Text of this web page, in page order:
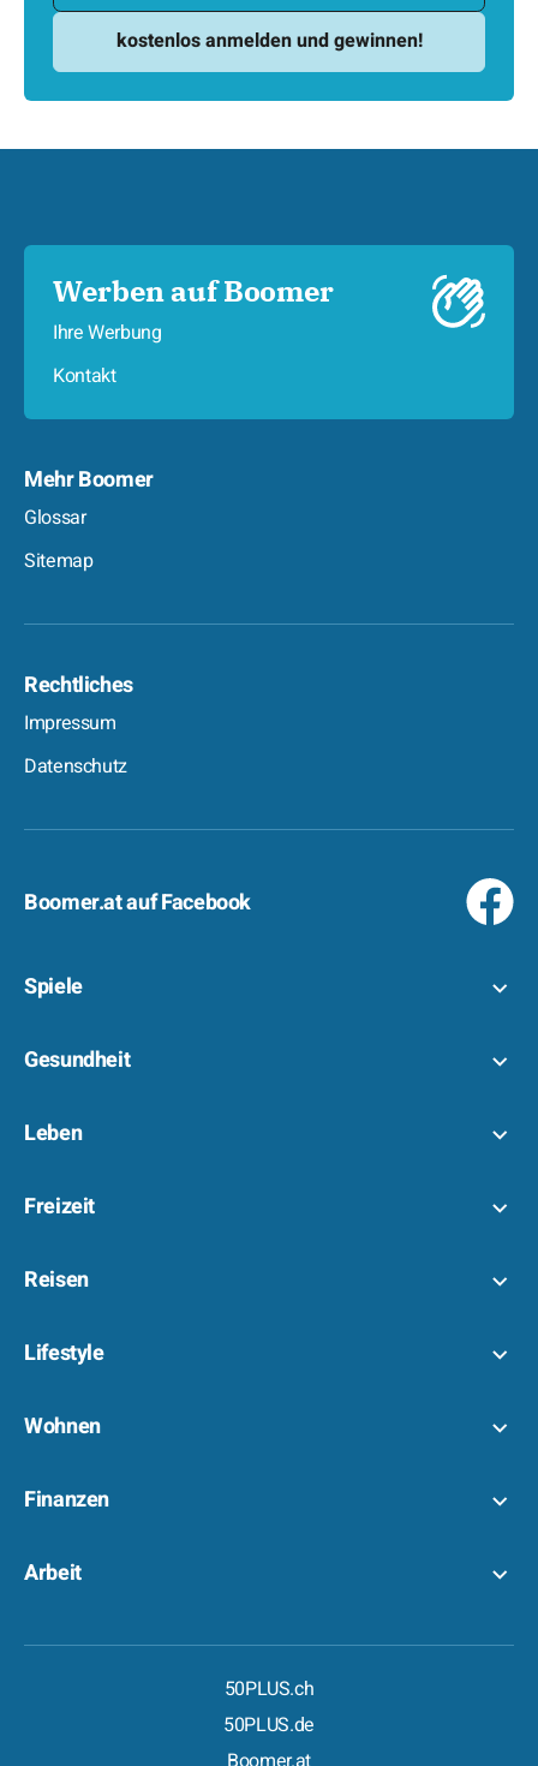
Werben auf Boomer
Ihre Werbung
Kontakt
Mehr Boomer
Glossar
Sitemap
Rechtliches
Impressum
Datenschutz
Boomer.at auf Facebook
Spiele
Gesundheit
Leben
Freizeit
Reisen
Lifestyle
Wohnen
Finanzen
Arbeit
50PLUS.ch
50PLUS.de